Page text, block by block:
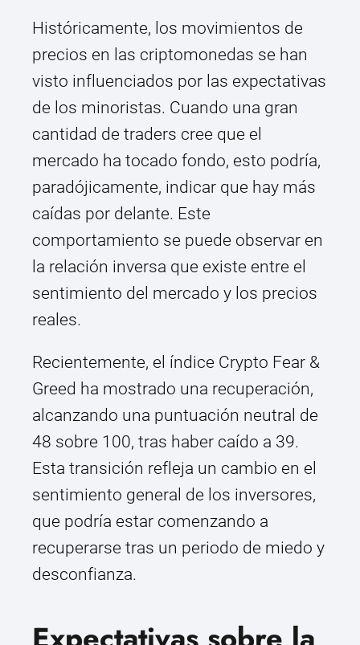
Históricamente, los movimientos de
precios en las criptomonedas se han
visto influenciados por las expectativas
de los minoristas. Cuando una gran
cantidad de traders cree que el
mercado ha tocado fondo, esto podría,
paradójicamente, indicar que hay más
caídas por delante. Este
comportamiento se puede observar en
la relación inversa que existe entre el
sentimiento del mercado y los precios
reales.
Recientemente, el índice Crypto Fear &
Greed ha mostrado una recuperación,
alcanzando una puntuación neutral de
48 sobre 100, tras haber caído a 39.
Esta transición refleja un cambio en el
sentimiento general de los inversores,
que podría estar comenzando a
recuperarse tras un periodo de miedo y
desconfianza.